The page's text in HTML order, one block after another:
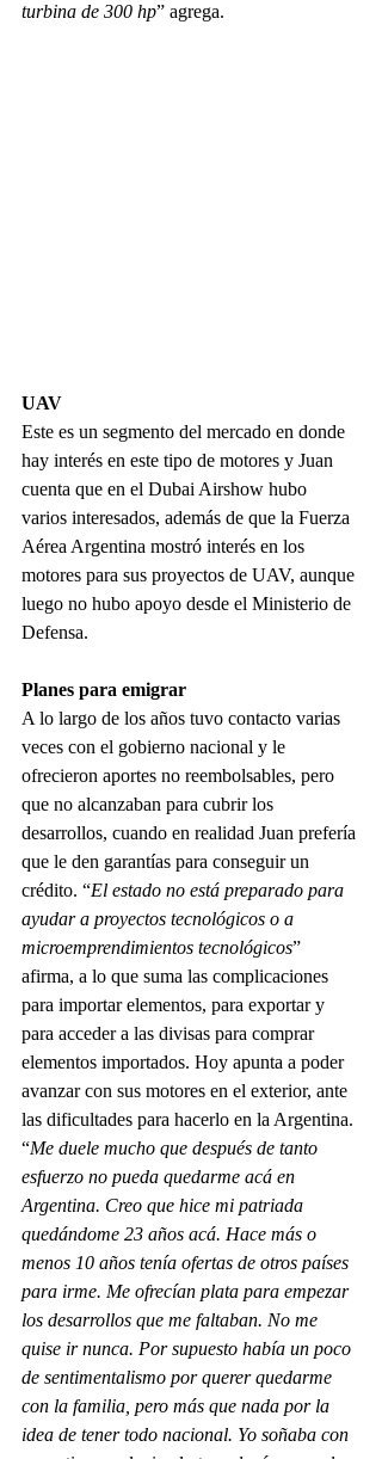
turbina de 300 hp” agrega.
UAV
Este es un segmento del mercado en donde
hay interés en este tipo de motores y Juan
cuenta que en el Dubai Airshow hubo
varios interesados, además de que la Fuerza
Aérea Argentina mostró interés en los
motores para sus proyectos de UAV, aunque
luego no hubo apoyo desde el Ministerio de
Defensa.
Planes para emigrar
A lo largo de los años tuvo contacto varias
veces con el gobierno nacional y le
ofrecieron aportes no reembolsables, pero
que no alcanzaban para cubrir los
desarrollos, cuando en realidad Juan prefería
que le den garantías para conseguir un
crédito. “El estado no está preparado para
ayudar a proyectos tecnológicos o a
microemprendimientos tecnológicos”
afirma, a lo que suma las complicaciones
para importar elementos, para exportar y
para acceder a las divisas para comprar
elementos importados. Hoy apunta a poder
avanzar con sus motores en el exterior, ante
las dificultades para hacerlo en la Argentina.
“Me duele mucho que después de tanto
esfuerzo no pueda quedarme acá en
Argentina. Creo que hice mi patriada
quedándome 23 años acá. Hace más o
menos 10 años tenía ofertas de otros países
para irme. Me ofrecían plata para empezar
los desarrollos que me faltaban. No me
quise ir nunca. Por supuesto había un poco
de sentimentalismo por querer quedarme
con la familia, pero más que nada por la
idea de tener todo nacional. Yo soñaba con